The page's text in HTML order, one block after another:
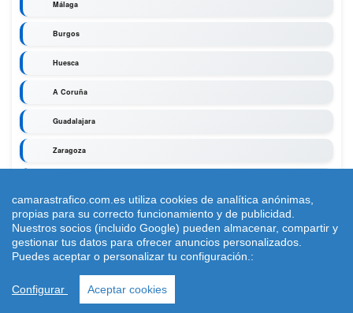
Málaga
Burgos
Huesca
A Coruña
Guadalajara
Zaragoza
camarastrafico.com.es - Contacto: cambioeurfv@gmail.com -
-Aviso Legal
camarastrafico.com.es utiliza cookies de analítica anónimas,
propias para su correcto funcionamiento y de publicidad.
Nuestros socios (incluido Google) pueden almacenar, compartir y
gestionar tus datos para ofrecer anuncios personalizados.
Puedes aceptar o personalizar tu configuración.:
Configurar Aceptar cookies